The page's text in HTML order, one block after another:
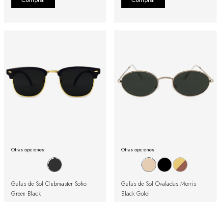
Otras opciones:
Gafas de Sol Clubmaster Soho
Green Black
Otras opciones:
Gafas de Sol Ovaladas Morris
Black Gold